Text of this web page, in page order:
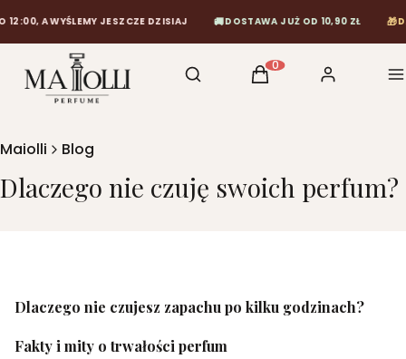
A WYŚLEMY JESZCZE DZISIAJ DOSTAWA JUŻ OD 10,90 ZŁ
Otwórz wyszukiwarkę
Szukaj Produkty w koszyku:
Koszyk Zaloguj się
Maiolli Blog
Dlaczego nie czuję swoich perfum?
Dlaczego nie czujesz zapachu po kilku godzinach?
Fakty i mity o trwałości perfum